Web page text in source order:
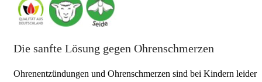
Die sanfte Lösung gegen Ohrenschmerzen
Ohrenentzündungen und Ohrenschmerzen sind bei Kindern leider